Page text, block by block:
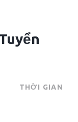
THỜI GIAN